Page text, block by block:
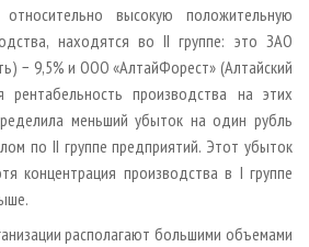
высокую положительную
находятся во II группе: это ЗАО
− 9,5% и ООО «Алтай­Форест» (Алтайский
производства на этих
меньший убыток на один рубль
по II группе предприятий. Этот убыток
концентрация производства в I группе
располагают большими объемами